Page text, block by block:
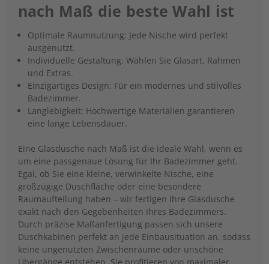
nach Maß die beste Wahl ist
Optimale Raumnutzung: Jede Nische wird perfekt
ausgenutzt.
Individuelle Gestaltung: Wählen Sie Glasart, Rahmen
und Extras.
Einzigartiges Design: Für ein modernes und stilvolles
Badezimmer.
Langlebigkeit: Hochwertige Materialien garantieren
eine lange Lebensdauer.
Eine Glasdusche nach Maß ist die ideale Wahl, wenn es
um eine passgenaue Lösung für Ihr Badezimmer geht.
Egal, ob Sie eine kleine, verwinkelte Nische, eine
großzügige Duschfläche oder eine besondere
Raumaufteilung haben – wir fertigen Ihre Glasdusche
exakt nach den Gegebenheiten Ihres Badezimmers.
Durch präzise Maßanfertigung passen sich unsere
Duschkabinen perfekt an jede Einbausituation an, sodass
keine ungenutzten Zwischenräume oder unschöne